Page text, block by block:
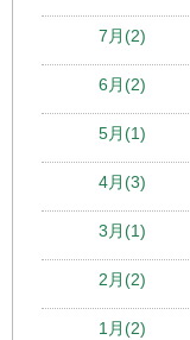
7月(2)
6月(2)
5月(1)
4月(3)
3月(1)
2月(2)
1月(2)